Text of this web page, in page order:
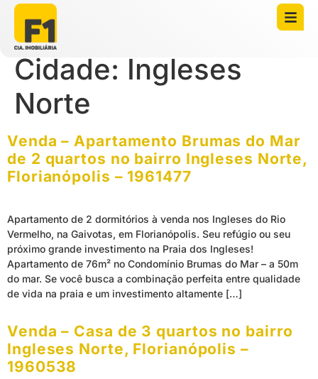
Cidade: Ingleses
Norte
Venda – Apartamento Brumas do Mar
de 2 quartos no bairro Ingleses Norte,
Florianópolis – 1961477
Apartamento de 2 dormitórios à venda nos Ingleses do Rio
Vermelho, na Gaivotas, em Florianópolis. Seu refúgio ou seu
próximo grande investimento na Praia dos Ingleses!
Apartamento de 76m² no Condomínio Brumas do Mar – a 50m
do mar. Se você busca a combinação perfeita entre qualidade
de vida na praia e um investimento altamente […]
Venda – Casa de 3 quartos no bairro
Ingleses Norte, Florianópolis –
1960538